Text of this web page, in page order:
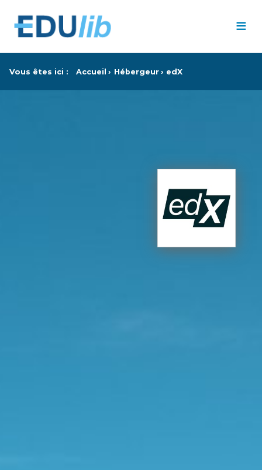
≡
Vous êtes ici : Accueil Hébergeur edX